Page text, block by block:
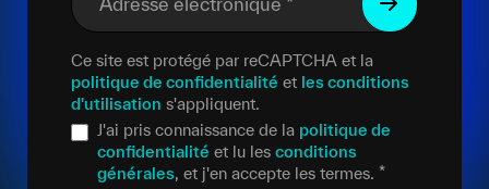
Ce site est protégé par reCAPTCHA et la
politique de confidentialité et les conditions
d'utilisation s'appliquent.
J'ai pris connaissance de la politique de
confidentialité et lu les conditions
générales, et j'en accepte les termes. *